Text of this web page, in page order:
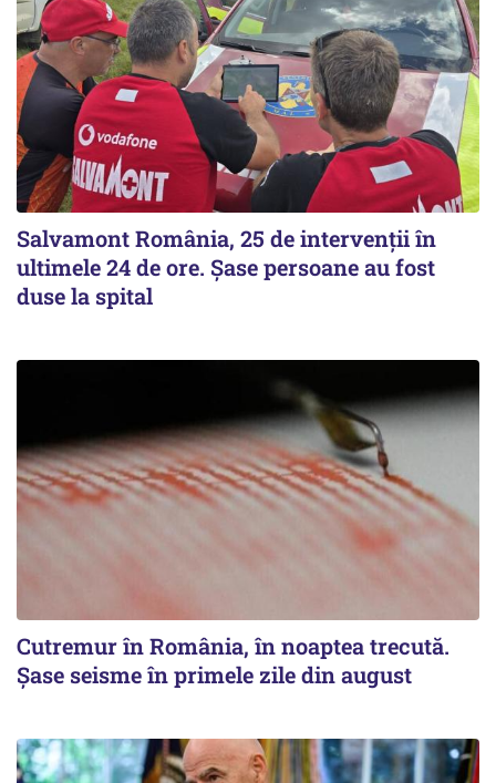
Salvamont România, 25 de intervenții în
ultimele 24 de ore. Șase persoane au fost
duse la spital
Cutremur în România, în noaptea trecută.
Șase seisme în primele zile din august